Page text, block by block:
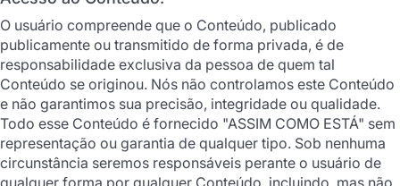
O usuário compreende que o Conteúdo, publicado
publicamente ou transmitido de forma privada, é de
responsabilidade exclusiva da pessoa de quem tal
Conteúdo se originou. Nós não controlamos este Conteúdo
e não garantimos sua precisão, integridade ou qualidade.
Todo esse Conteúdo é fornecido "ASSIM COMO ESTÁ" sem
representação ou garantia de qualquer tipo. Sob nenhuma
circunstância seremos responsáveis perante o usuário de
qualquer forma por qualquer Conteúdo, incluindo, mas não